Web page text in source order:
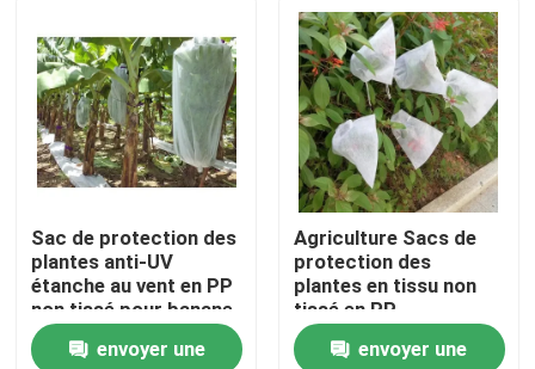
Contrôle de la qualité
Nous contacter
Demandez un devis
Tissus non tissés
Sac de protection des
plantes anti-UV
étanche au vent en PP
non tissé pour banane
envoyer une
Agriculture Sacs de
protection des
plantes en tissu non
tissé en PP
dégradable
envoyer une